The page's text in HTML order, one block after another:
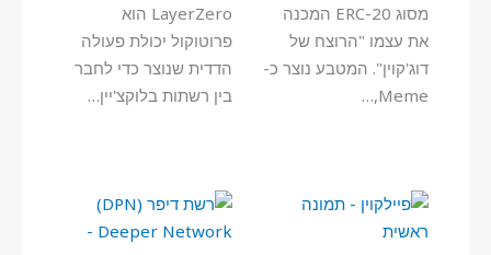
מסוג ERC-20 המכנה
את עצמו "הרוצח של
דוג'קוין". המטבע נוצר כ-
Meme,…
LayerZero הוא
פרוטוקול יכולת פעולה
הדדית שנוצר כדי לחבר
בין רשתות בלוקצ'יין…